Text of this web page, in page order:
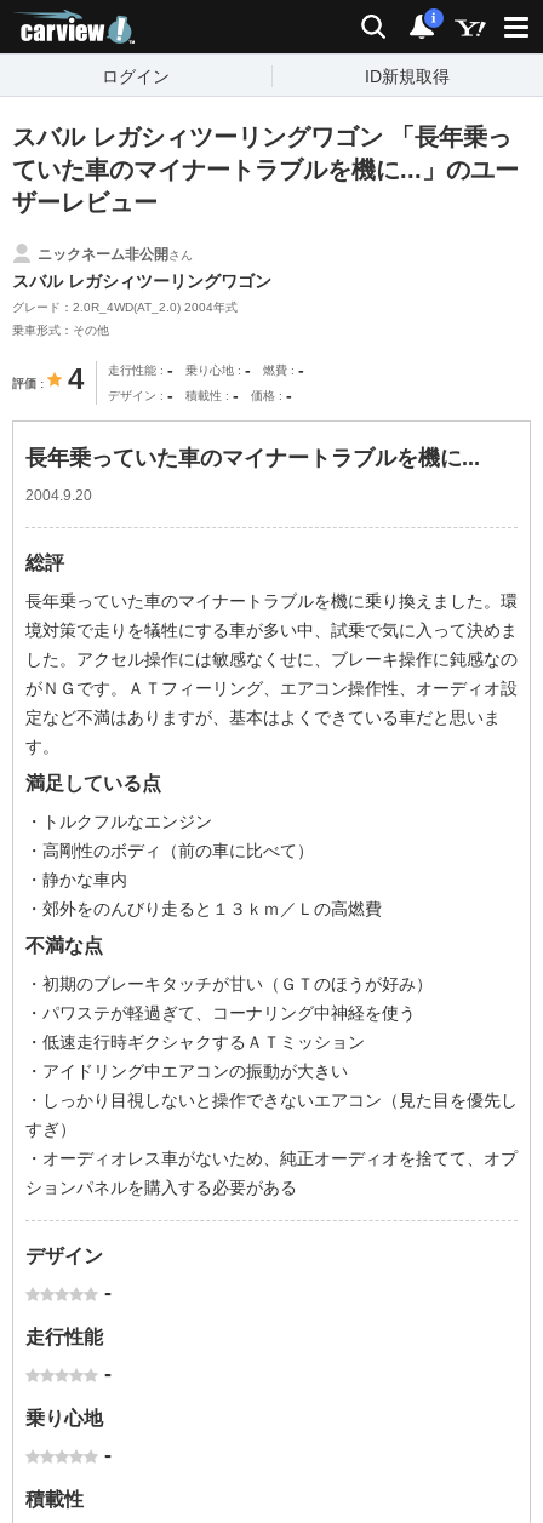
検索 通知
i
ログイン ID新規取得
スバル レガシィツーリングワゴン 「長年乗っ
ていた車のマイナートラブルを機に...」のユー
ザーレビュー
ニックネーム非公開さん
スバル レガシィツーリングワゴン
グレード：2.0R_4WD(AT_2.0) 2004年式
乗車形式：その他
評価 4 走行性能 - 乗り心地 - 燃費 -
デザイン - 積載性 - 価格 -
長年乗っていた車のマイナートラブルを機に...
2004.9.20
総評
長年乗っていた車のマイナートラブルを機に乗り換えました。環
境対策で走りを犠牲にする車が多い中、試乗で気に入って決めま
した。アクセル操作には敏感なくせに、ブレーキ操作に鈍感なの
がＮＧです。ＡＴフィーリング、エアコン操作性、オーディオ設
定など不満はありますが、基本はよくできている車だと思いま
す。
満足している点
・トルクフルなエンジン
・高剛性のボディ（前の車に比べて）
・静かな車内
・郊外をのんびり走ると１３ｋｍ／Ｌの高燃費
不満な点
・初期のブレーキタッチが甘い（ＧＴのほうが好み）
・パワステが軽過ぎて、コーナリング中神経を使う
・低速走行時ギクシャクするＡＴミッション
・アイドリング中エアコンの振動が大きい
・しっかり目視しないと操作できないエアコン（見た目を優先し
すぎ）
・オーディオレス車がないため、純正オーディオを捨てて、オプ
ションパネルを購入する必要がある
デザイン
-
走行性能
-
乗り心地
-
積載性